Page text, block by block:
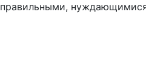
правильными,